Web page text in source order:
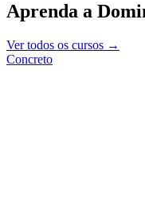
Aprenda a
Ver todos os cursos →
Concreto